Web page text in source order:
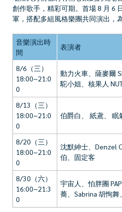
創作歌手，精彩可期。首場 8 月 6
軍，搭配多組風格樂團共同演出，
音樂演出時
間
表演者
8/6（三）
18:00~21:0
0
動力火車、薩麥爾
駝小姐、核果人
8/13（三）
18:00~21:0
0
伯爵白、 紙鳶、 眠
8/20（三）
18:00~21:0
0
沈默紳士、Denzel
伯、固定客
8/30（六）
16:00~21:3
0
宇宙人、怕胖團
蕎、Sabrina 胡恂